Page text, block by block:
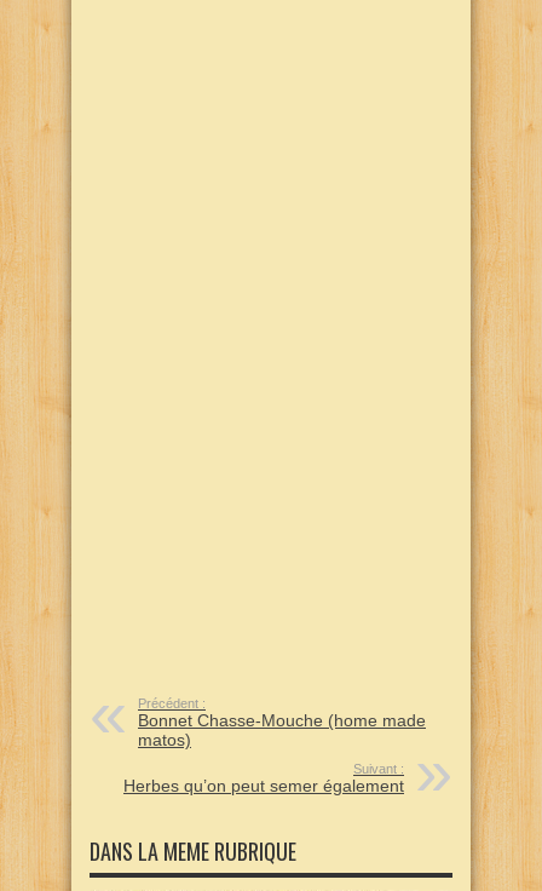
Précédent :
Bonnet Chasse-Mouche (home made
matos)
Suivant :
Herbes qu’on peut semer également
DANS LA MEME RUBRIQUE